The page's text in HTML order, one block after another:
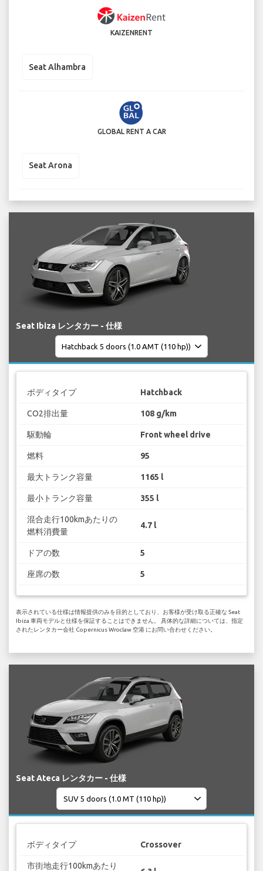
KAIZENRENT
Seat Alhambra
GLOBAL RENT A CAR
Seat Arona
Seat Ibiza レンタカー - 仕様
ボディタイプ Hatchback
CO2排出量 108 g/km
駆動輪 Front wheel drive
燃料 95
最大トランク容量 1165 l
最小トランク容量 355 l
混合走行100kmあたりの
燃料消費量
4.7 l
ドアの数 5
座席の数 5
表示されている仕様は情報提供のみを目的としており、お客様が受け取る正確な Seat
Ibiza 車両モデルと仕様を保証することはできません。 具体的な詳細については、指定
されたレンタカー会社 Copernicus Wroclaw 空港 にお問い合わせください。
Seat Ateca レンタカー - 仕様
ボディタイプ Crossover
市街地走行100kmあたり